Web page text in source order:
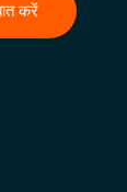
करें